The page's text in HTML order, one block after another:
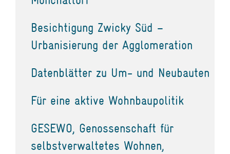
Besichtigung Zwicky Süd –
Urbanisierung der Agglomeration
Datenblätter zu Um- und Neubauten
Für eine aktive Wohnbaupolitik
GESEWO, Genossenschaft für
selbstverwaltetes Wohnen,